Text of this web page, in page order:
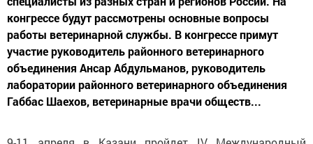
конгрессе будут рассмотрены основные вопросы
работы ветеринарной службы. В конгрессе примут
участие руководитель районного ветеринарного
объединения Ансар Абдульманов, руководитель
лаборатории районного ветеринарного объединения
Габбас Шаехов, ветеринарные врачи обществ...